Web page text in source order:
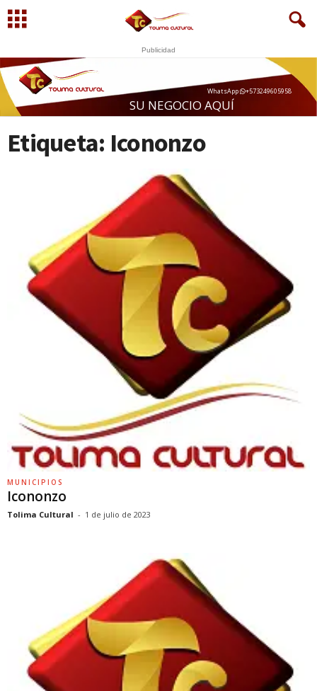
Publicidad
SU NEGOCIO AQUÍ
WhatsApp +573249605958
Etiqueta: Icononzo
MUNICIPIOS
Icononzo
Tolima Cultural - 1 de julio de 2023